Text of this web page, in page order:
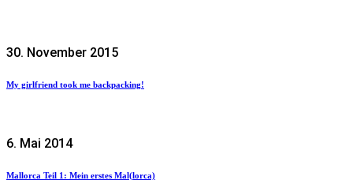
30. November 2015
My girlfriend took me backpacking!
6. Mai 2014
Mallorca Teil 1: Mein erstes Mal(lorca)